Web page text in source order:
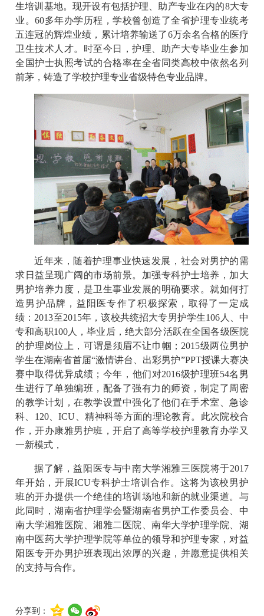
生培训基地。现开设有包括护理、助产专业在内的8大专
业。60多年办学历程，学校曾创造了全省护理专业统考
五连冠的辉煌业绩，累计培养输送了6万余名合格的医疗
卫生技术人才。时至今日，护理、助产大专毕业生参加
全国护士执照考试的合格率在全省同类高校中依然名列
前茅，铸造了学校护理专业省级特色专业品牌。
近年来，随着护理事业快速发展，社会对男护的需
求日益呈现广阔的市场前景。加强专科护士培养，加大
男护培养力度，是卫生事业发展的明确要求。就如何打
造男护品牌，益阳医专作了积极探索，取得了一定成
绩：2013至2015年，该校共统招大专男护学生106人、中
专和高职100人，毕业后，绝大部分活跃在全国各级医院
的护理岗位上，可谓是须眉不让巾帼；2015级两位男护
学生在湖南省首届“激情讲台、出彩男护”PPT授课大赛决
赛中取得优异成绩；今年，他们对2016级护理班54名男
生进行了单独编班，配备了强有力的师资，制定了周密
的教学计划，在教学设置中强化了他们在手术室、急诊
科、120、ICU、精神科等方面的理论教育。此次院校合
作，开办康雅男护班，开启了高等学校护理教育办学又
一新模式，
据了解，益阳医专与中南大学湘雅三医院将于2017
年开始，开展ICU专科护士培训合作。这将为该校男护
班的开办提供一个绝佳的培训场地和新的就业渠道。与
此同时，湖南省护理学会暨湖南省男护工作委员会、中
南大学湘雅医院、湘雅二医院、南华大学护理学院、湖
南中医药大学护理学院等单位的领导和护理专家，对益
阳医专开办男护班表现出浓厚的兴趣，并愿意提供相关
的支持与合作。
分享到：